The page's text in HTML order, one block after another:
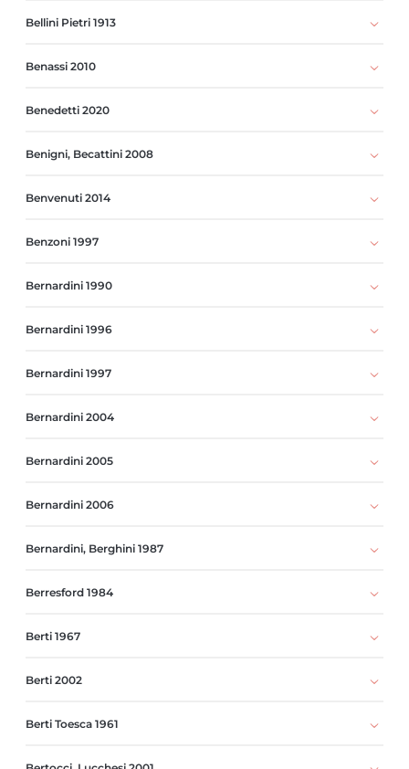
Bellini Pietri 1913
Benassi 2010
Benedetti 2020
Benigni, Becattini 2008
Benvenuti 2014
Benzoni 1997
Bernardini 1990
Bernardini 1996
Bernardini 1997
Bernardini 2004
Bernardini 2005
Bernardini 2006
Bernardini, Berghini 1987
Berresford 1984
Berti 1967
Berti 2002
Berti Toesca 1961